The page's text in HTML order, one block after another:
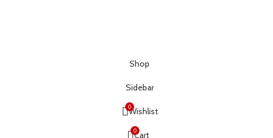
Shop
Sidebar
0Wishlist
0Cart